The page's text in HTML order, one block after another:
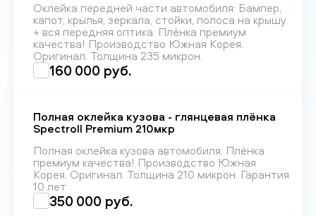
Оклейка передней части автомобиля: Бампер,
капот, крылья, зеркала, стойки, полоса на крышу
+ вся передняя оптика. Плёнка премиум
качества! Производство Южная Корея.
Оригинал. Толщина 235 микрон.
160 000 руб.
Полная оклейка кузова - глянцевая плёнка
Spectroll Premium 210мкр
Полная оклейка кузова автомобиля. Плёнка
премиум качества! Производство Южная
Корея. Оригинал. Толщина 210 микрон. Гарантия
10 лет
350 000 руб.